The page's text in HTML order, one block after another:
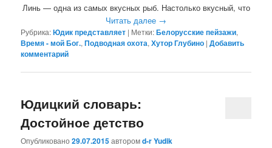
Линь — одна из самых вкусных рыб. Настолько вкусный, что
Читать далее →
Рубрика:Юдик представляет | Метки:Белорусские пейзажи,
Время - мой Бог.,Подводная охота,Хутор Глубино |Добавить
комментарий
Юдицкий словарь:
Достойное детство
Опубликовано29.07.2015авторомd-r Yudik